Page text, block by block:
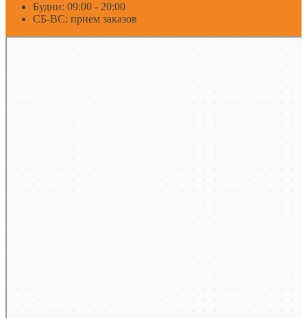
Будни: 09:00 - 20:00
СБ-ВС: прием заказов